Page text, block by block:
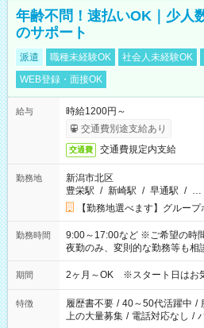
年齢不問！速払いOK｜少人
のサポート
派遣 職種未経験OK 社会人未経験OK
WEB登録・面接OK
給与
時給1200円～
交通費別途支給あり
交通費 交通費規定内支給
勤務地
新潟市北区
豊栄駅 / 新崎駅 / 早通駅 / …
【勤務地選べます】グループ
勤務時間
9:00～17:00など ※ご希望の時間帯をご相談ください。 ※日勤、
夜勤のみ、変則的な勤務等も相
期間 2ヶ月～OK ※スタート日はお
特徴 履歴書不要 / 40～50代活躍中 /
上の大量募集 / 電話対応なし /